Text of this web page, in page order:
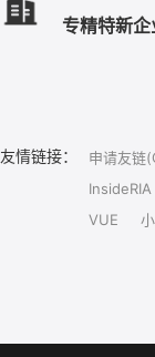
专精特新企
友情链接： 申请友链
InsideRIA
VUE